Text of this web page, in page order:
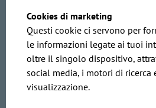
Cookies di marketing
Questi cookie ci servono per
le informazioni legate ai tuoi
oltre il singolo dispositivo,
social media, i motori di ricerca
visualizzazione.